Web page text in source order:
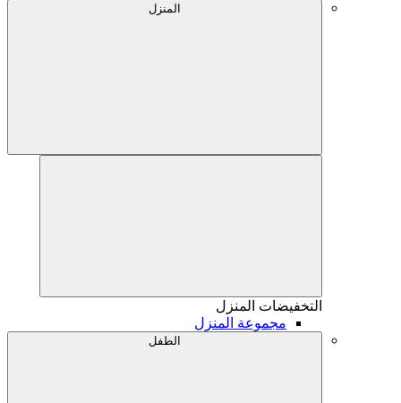
المنزل
التخفيضات المنزل
مجموعة المنزل
الطفل